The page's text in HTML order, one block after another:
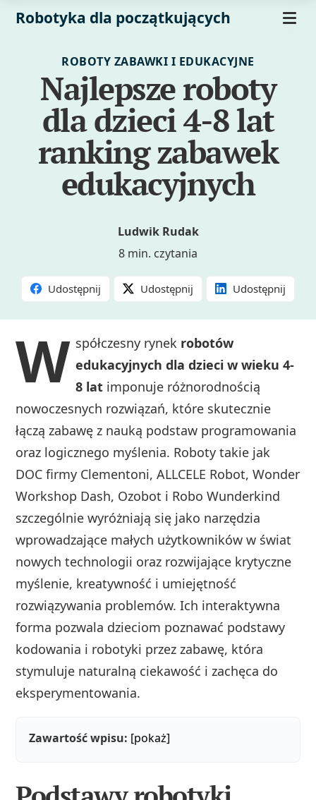
Robotyka dla początkujących
ROBOTY ZABAWKI I EDUKACYJNE
Najlepsze roboty
dla dzieci 4-8 lat
ranking zabawek
edukacyjnych
Ludwik Rudak
8 min. czytania
Udostępnij Udostępnij Udostępnij
W spółczesny rynek robotów
edukacyjnych dla dzieci w wieku 4-
8 lat imponuje różnorodnością
nowoczesnych rozwiązań, które skutecznie
łączą zabawę z nauką podstaw programowania
oraz logicznego myślenia. Roboty takie jak
DOC firmy Clementoni, ALLCELE Robot, Wonder
Workshop Dash, Ozobot i Robo Wunderkind
szczególnie wyróżniają się jako narzędzia
wprowadzające małych użytkowników w świat
nowych technologii oraz rozwijające krytyczne
myślenie, kreatywność i umiejętność
rozwiązywania problemów. Ich interaktywna
forma pozwala dzieciom poznawać podstawy
kodowania i robotyki przez zabawę, która
stymuluje naturalną ciekawość i zachęca do
eksperymentowania.
Zawartość wpisu: [pokaż]